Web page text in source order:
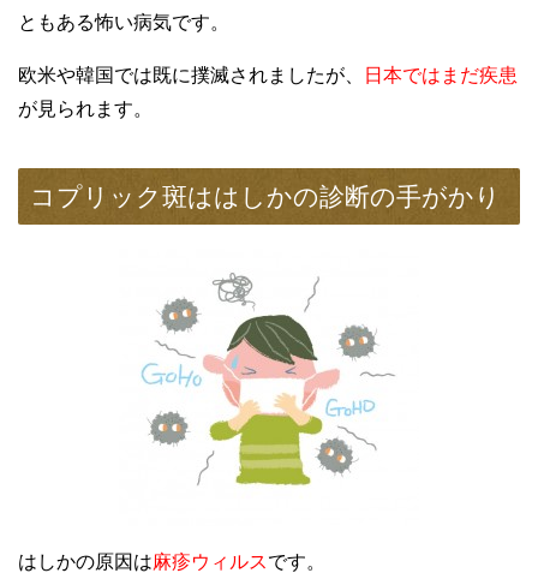
ともある怖い病気です。
欧米や韓国では既に撲滅されましたが、
日本ではまだ疾患
が見られます。
コプリック斑ははしかの診断の手がかり
はしかの原因は麻疹ウィルスです。